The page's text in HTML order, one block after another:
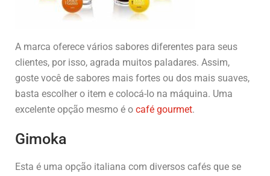
A marca oferece vários sabores diferentes para seus
clientes, por isso, agrada muitos paladares. Assim,
goste você de sabores mais fortes ou dos mais suaves,
basta escolher o item e colocá-lo na máquina. Uma
excelente opção mesmo é o café gourmet.
Gimoka
Esta é uma opção italiana com diversos cafés que se